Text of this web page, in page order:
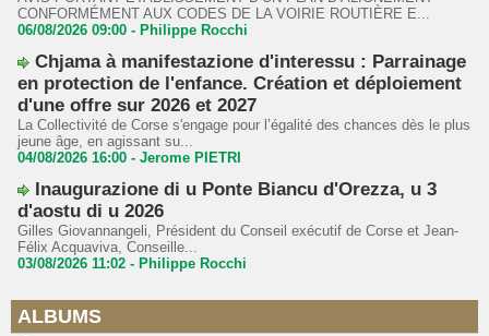
CONFORMÉMENT AUX CODES DE LA VOIRIE ROUTIÈRE E...
06/08/2026 09:00 - Philippe Rocchi
Chjama à manifestazione d'interessu : Parrainage
en protection de l'enfance. Création et déploiement
d'une offre sur 2026 et 2027
La Collectivité de Corse s'engage pour l’égalité des chances dès le plus
jeune âge, en agissant su...
04/08/2026 16:00 - Jerome PIETRI
Inaugurazione di u Ponte Biancu d'Orezza, u 3
d'aostu di u 2026
Gilles Giovannangeli, Président du Conseil exécutif de Corse et Jean-
Félix Acquaviva, Conseille...
03/08/2026 11:02 - Philippe Rocchi
ALBUMS